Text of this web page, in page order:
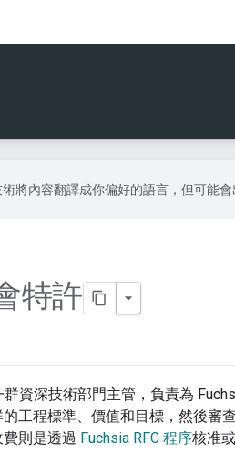
將內容翻譯成你偏好的語言，但可能會
特許
群資深技術部門主管，負責為
工程標準、價值和目標，然後審
則是透過 Fuchsia RFC 程序核准